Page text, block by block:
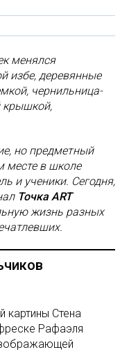
менялся
избе, деревянные
чернильница-
крышкой,
но предметный
месте в школе
и ученики. Сегодня,
Точка ART
жизнь разных
картины Стена
Рафаэля